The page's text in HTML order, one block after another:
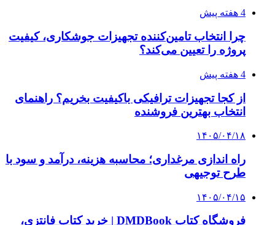
محبوب شده است؟
۱۴۰۵/۰۳/۳۱
که نباید نادیده بگیرید
۱۴۰۵/۰۳/۲۸
چرا بسیاری از کسب‌وکارها بدون ثبت شرکت
نمی‌توانند با سازمان‌ها و شرکت‌های بزرگ همکاری
کنند؟
پیشنهاد سردبیر
۱۴۰۴/۰۵/۱۶